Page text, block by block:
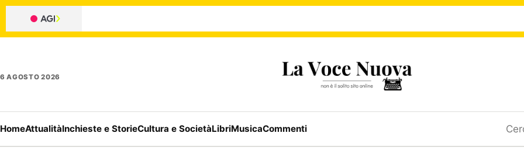
6 AGOSTO 2026
HomeAttualitàInchieste e StorieCultura e SocietàLibriMusicaCommenti